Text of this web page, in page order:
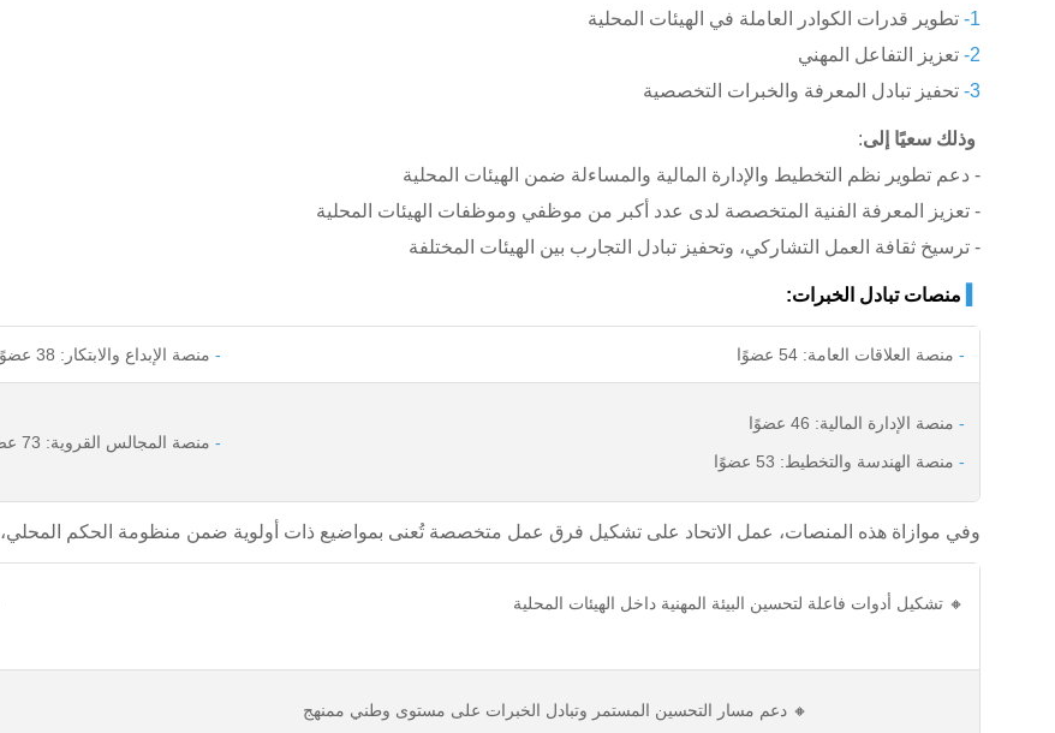
1- تطوير قدرات الكوادر العاملة في الهيئات المحلية
2- تعزيز التفاعل المهني
3- تحفيز تبادل المعرفة والخبرات التخصصية
وذلك سعيًا إلى:
- دعم تطوير نظم التخطيط والإدارة المالية والمساءلة ضمن الهيئات المحلية
- تعزيز المعرفة الفنية المتخصصة لدى عدد أكبر من موظفي وموظفات الهيئات المحلية
- ترسيخ ثقافة العمل التشاركي، وتحفيز تبادل التجارب بين الهيئات المختلفة
منصات تبادل الخبرات:
- منصة العلاقات العامة: 54 عضوًا - منصة الإبداع والابتكار: 38 عضوًا
- منصة الإدارة المالية: 46 عضوًا
- منصة الهندسة والتخطيط: 53 عضوًا
- منصة المجالس القروية: 73 عضوًا
وفي موازاة هذه المنصات، عمل الاتحاد على تشكيل فرق عمل متخصصة تُعنى بمواضيع ذات أولوية ضمن منظومة الحكم المحلي،
🔸 تشكيل أدوات فاعلة لتحسين البيئة المهنية داخل الهيئات المحلية
🔸 دعم مسار التحسين المستمر وتبادل الخبرات على مستوى وطني ممنهج